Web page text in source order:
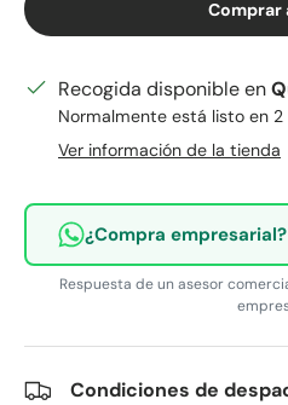
Comprar
Recogida disponible en
Normalmente está listo en 2
Ver información de la tienda
¿Compra
Respuesta de un asesor
Condiciones de